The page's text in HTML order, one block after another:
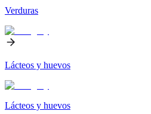
Verduras
Lácteos y huevos
Lácteos y huevos